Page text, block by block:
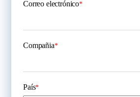
Correo electrónico*
Compañia*
País*